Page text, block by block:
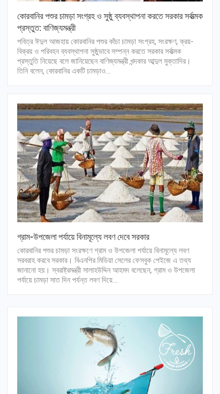
কোরবানির পশুর চামড়া সংগ্রহ ও সুষ্ঠু ব্যবস্থাপনা করতে সরকার সর্বাত্মক
প্রস্তুত: বাণিজ্যমন্ত্রী
পবিত্র ঈদুল আজহায় কোরবানির পশুর কাঁচা চামড়া সংগ্রহ, সংরক্ষণ, ক্রয়-
বিক্রয় ও পরিবহন ব্যবস্থাপনা সুষ্ঠুভাবে সম্পন্ন করতে সরকার সর্বাত্মক
প্রস্তুতি নিয়েছে বলে জানিয়েছেন বাণিজ্যমন্ত্রী খন্দকার আব্দুল মুক্তাদির।
তিনি বলেন, কোরবানির একটি চামড়াও…
গ্রাম-উপজেলা পর্যায়ে বিনামূল্যে লবণ দেবে সরকার
কোরবানির পশুর চামড়া সংরক্ষণে গ্রাম ও উপজেলা পর্যায়ে বিনামূল্যে লবণ
সরবরাহ করবে সরকার। বিএনপির মিডিয়া সেলের ফেসবুক পেইজে এ তথ্য
জানানো হয়। স্বরাষ্ট্রমন্ত্রী সালাহউদ্দিন আহমদ বলেছেন, গ্রাম ও উপজেলা
পর্যায়ে চামড়া সাত দিন পর্যন্ত লবণ দিয়ে…